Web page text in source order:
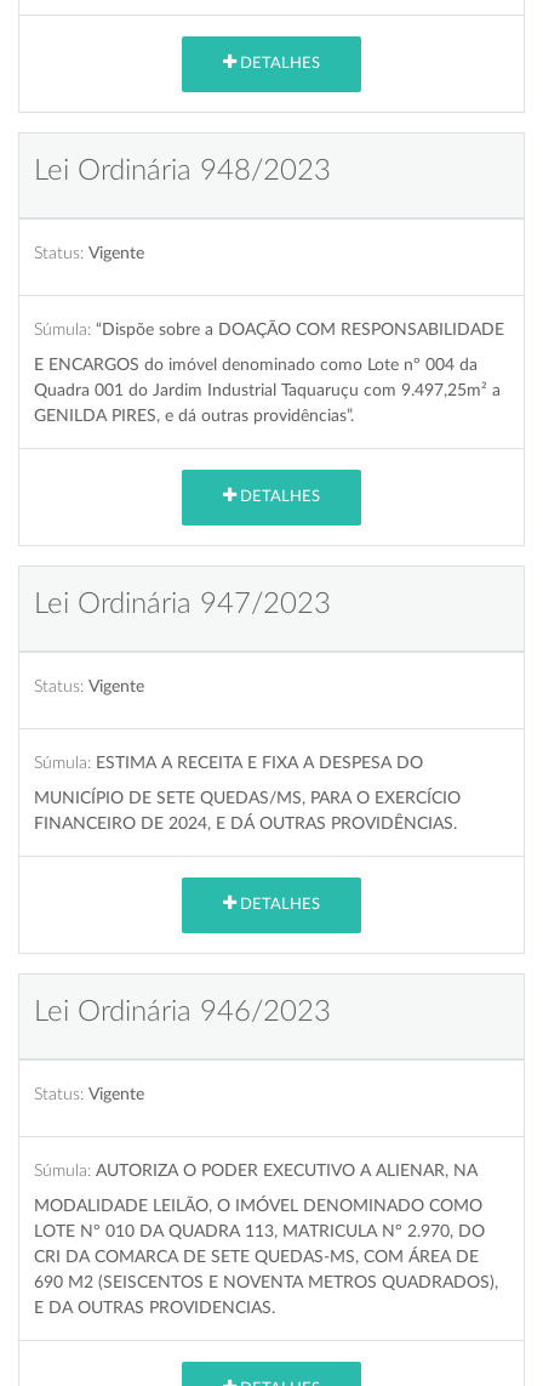
DETALHES
Lei Ordinária 948/2023
Status: Vigente
Súmula: “Dispõe sobre a DOAÇÃO COM RESPONSABILIDADE
E ENCARGOS do imóvel denominado como Lote nº 004 da
Quadra 001 do Jardim Industrial Taquaruçu com 9.497,25m² a
GENILDA PIRES, e dá outras providências”.
DETALHES
Lei Ordinária 947/2023
Status: Vigente
Súmula: ESTIMA A RECEITA E FIXA A DESPESA DO
MUNICÍPIO DE SETE QUEDAS/MS, PARA O EXERCÍCIO
FINANCEIRO DE 2024, E DÁ OUTRAS PROVIDÊNCIAS.
DETALHES
Lei Ordinária 946/2023
Status: Vigente
Súmula: AUTORIZA O PODER EXECUTIVO A ALIENAR, NA
MODALIDADE LEILÃO, O IMÓVEL DENOMINADO COMO
LOTE Nº 010 DA QUADRA 113, MATRICULA Nº 2.970, DO
CRI DA COMARCA DE SETE QUEDAS-MS, COM ÁREA DE
690 M2 (SEISCENTOS E NOVENTA METROS QUADRADOS),
E DA OUTRAS PROVIDENCIAS.